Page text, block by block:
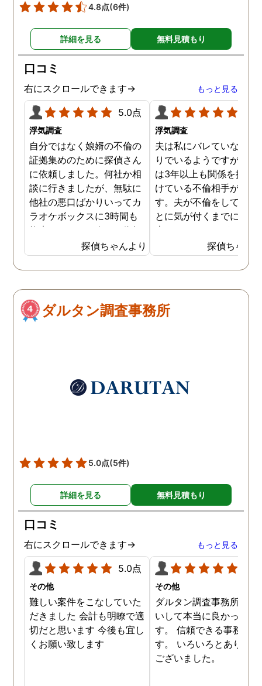
4.8点(6件)
詳細を見る 無料見積もり
口コミ
右にスクロールできます→ もっと見る
5.0点
浮気調査
自分ではなく娘婿の不倫の
証拠集めのために探偵さん
に依頼しました。何社か相
談に行きましたが、無駄に
他社の悪口ばかりいってカ
ラオケボックスに3時間も
拘束されたり、今すぐ依頼
するか決めなきゃいけない
っていう探偵さんなど、
色々いましたが、結局はき
て、電話相談ですぐに調査
に取り掛かってくれた探偵
たが、きちんと対応してく
ださり、その後の為にアド
ださり、案の定浮気してい
ました。
探偵ちゃんより
浮気調査
夫は私にバレていないつ
りでいるようですが、夫
は3年以上も関係を持ち
けている不倫相手がいま
す。夫が不倫をしている
とに気が付くまでに1年以
上かかりましたが、不倫
していることが分かって
らは探偵に二人の関係の
部まで調査をしてもらい
ち合わせの中で離婚のた
の証拠品の収集について
で、計画的に探偵に不倫
証拠集めを依頼しておい
探偵ちゃん
ダルタン調査事務所
5.0点(5件)
詳細を見る 無料見積もり
口コミ
右にスクロールできます→ もっと見る
5.0点
その他
難しい案件をこなしていた
だきました 会計も明瞭で適
切だと思います 今後も宜し
くお願い致します
その他
ダルタン調査事務所にお
いして本当に良かったで
す。 信頼できる事務所で
す。 いろいろとありが
ございました。